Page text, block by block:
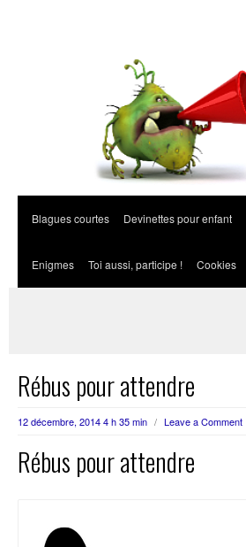
Blagues courtes Devinettes pour enfant
Enigmes Toi aussi, participe ! Cookies
Rébus pour attendre
12 décembre, 2014 4 h 35 min / Leave a Comment
Rébus pour attendre